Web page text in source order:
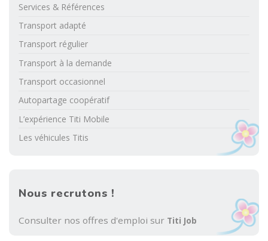
Services & Références
Transport adapté
Transport régulier
Transport à la demande
Transport occasionnel
Autopartage coopératif
L’expérience Titi Mobile
Les véhicules Titis
Nous recrutons !
Consulter nos offres d'emploi sur Titi Job